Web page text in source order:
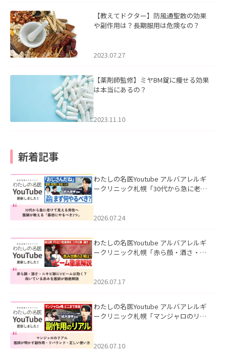
【教えてドクター】防風通聖散の効果
や副作用は？長期服用は危険なの？
2023.07.27
【薬剤師監修】ミヤBM錠に痩せる効果
は本当にあるの？
2023.11.10
新着記事
わたしの名医Youtube アルバアレルギ
ークリニック札幌「30代から急に老け
た。
2026.07.24
わたしの名医Youtube アルバアレルギ
ークリニック札幌「赤ら顔・酒さ・ニ
した。
2026.07.17
わたしの名医Youtube アルバアレルギ
ークリニック札幌「マンジャロのリア
た。
2026.07.10